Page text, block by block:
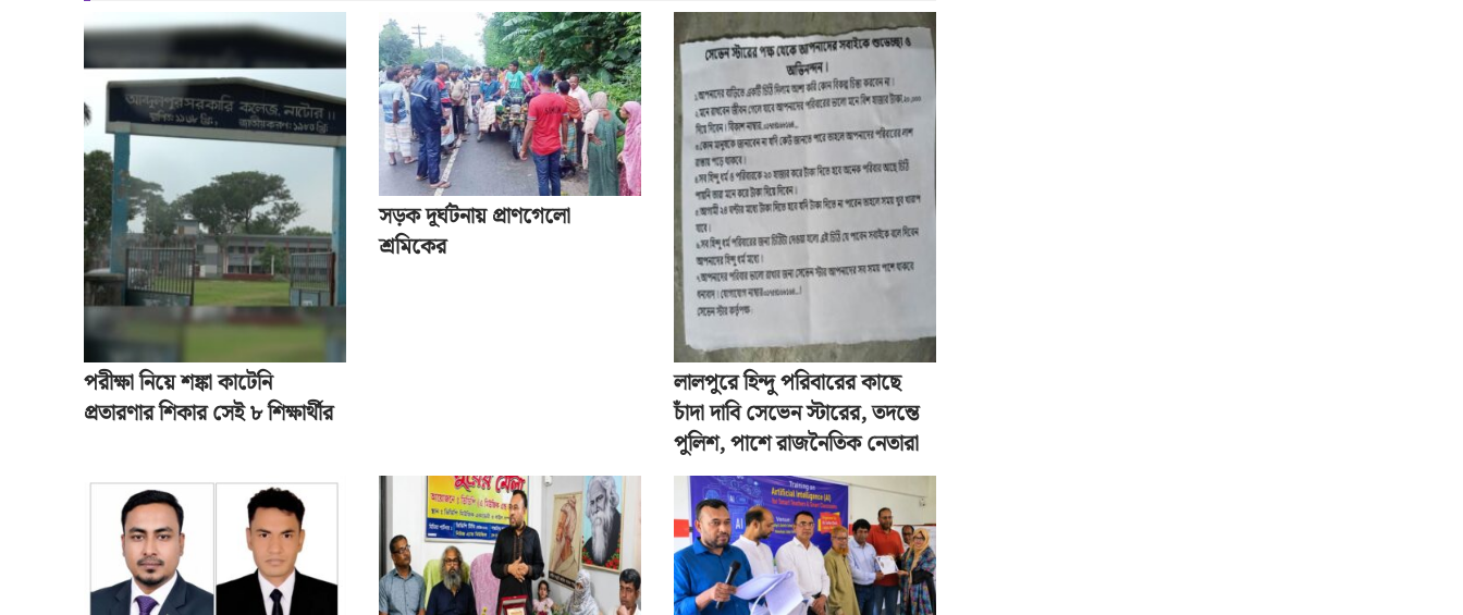
পরীক্ষা নিয়ে শঙ্কা কাটেনি
প্রতারণার শিকার সেই ৮ শিক্ষার্থীর
সড়ক দূর্ঘটনায় প্রাণগেলো
শ্রমিকের
লালপুরে হিন্দু পরিবারের কাছে
চাঁদা দাবি সেভেন স্টারের, তদন্তে
পুলিশ, পাশে রাজনৈতিক নেতারা